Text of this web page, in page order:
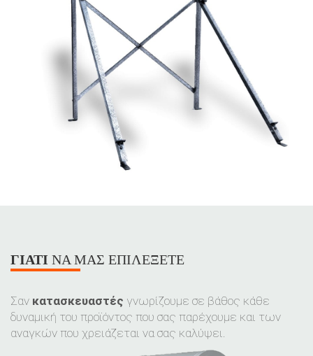
ΓΙΑΤΊ ΝΑ ΜΑΣ ΕΠΙΛΈΞΕΤΕ
Σαν κατασκευαστές γνωρίζουμε σε βάθος κάθε
δυναμική του προϊόντος που σας παρέχουμε και των
αναγκών που χρειάζεται να σας καλύψει.